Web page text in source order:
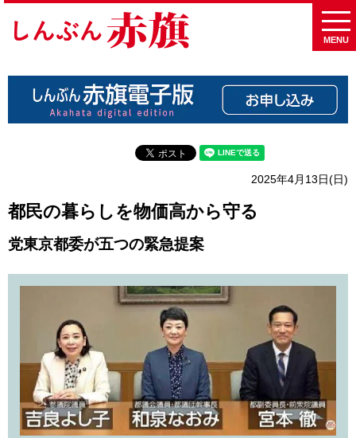
MENU
2025年4月13日(日)
都民の暮らしを物価高から守る
党東京都委が五つの緊急提案